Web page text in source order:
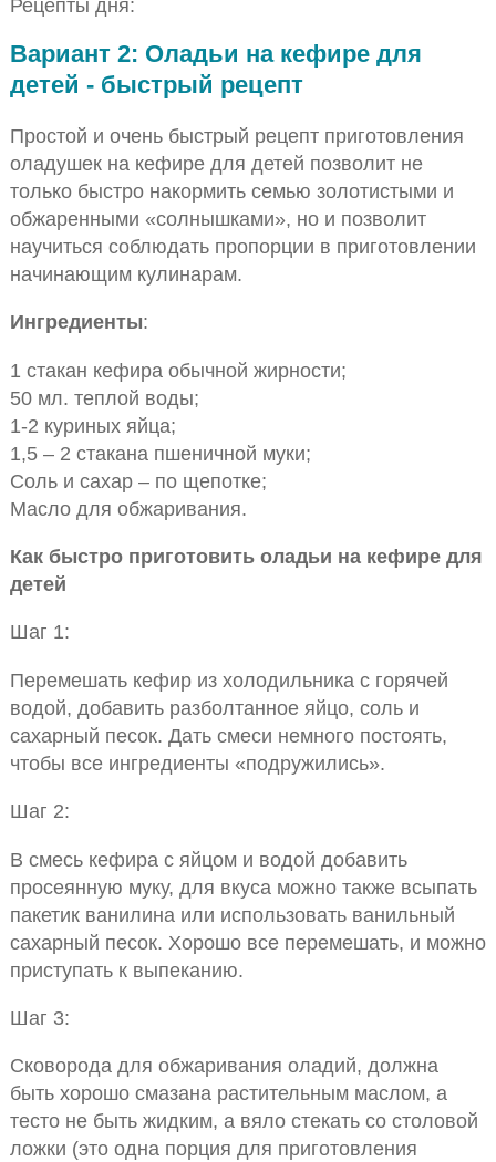
Рецепты дня:
Вариант 2: Оладьи на кефире для
детей - быстрый рецепт
Простой и очень быстрый рецепт приготовления
оладушек на кефире для детей позволит не
только быстро накормить семью золотистыми и
обжаренными «солнышками», но и позволит
научиться соблюдать пропорции в приготовлении
начинающим кулинарам.
Ингредиенты:
1 стакан кефира обычной жирности;
50 мл. теплой воды;
1-2 куриных яйца;
1,5 – 2 стакана пшеничной муки;
Соль и сахар – по щепотке;
Масло для обжаривания.
Как быстро приготовить оладьи на кефире для
детей
Шаг 1:
Перемешать кефир из холодильника с горячей
водой, добавить разболтанное яйцо, соль и
сахарный песок. Дать смеси немного постоять,
чтобы все ингредиенты «подружились».
Шаг 2:
В смесь кефира с яйцом и водой добавить
просеянную муку, для вкуса можно также всыпать
пакетик ванилина или использовать ванильный
сахарный песок. Хорошо все перемешать, и можно
приступать к выпеканию.
Шаг 3:
Сковорода для обжаривания оладий, должна
быть хорошо смазана растительным маслом, а
тесто не быть жидким, а вяло стекать со столовой
ложки (это одна порция для приготовления